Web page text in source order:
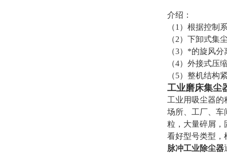
介绍：
（1）根据控制
（2）下卸式集
（3）*的旋风
（4）外接式压
（5）整机结构
工业磨床集尘
工业用吸尘器
场所、工厂、车
粒，大量碎屑，
看好型号类型，
脉冲工业除尘器